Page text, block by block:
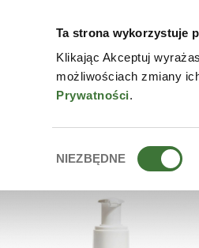
Ta strona wykorzystuje
Klikając Akceptuj
możliwościach zmiany
Prywatności.
zgody
NIEZBĘDNE
PRODUCTOS TIENDA
ZIAJA LOCIÓN CORPORAL